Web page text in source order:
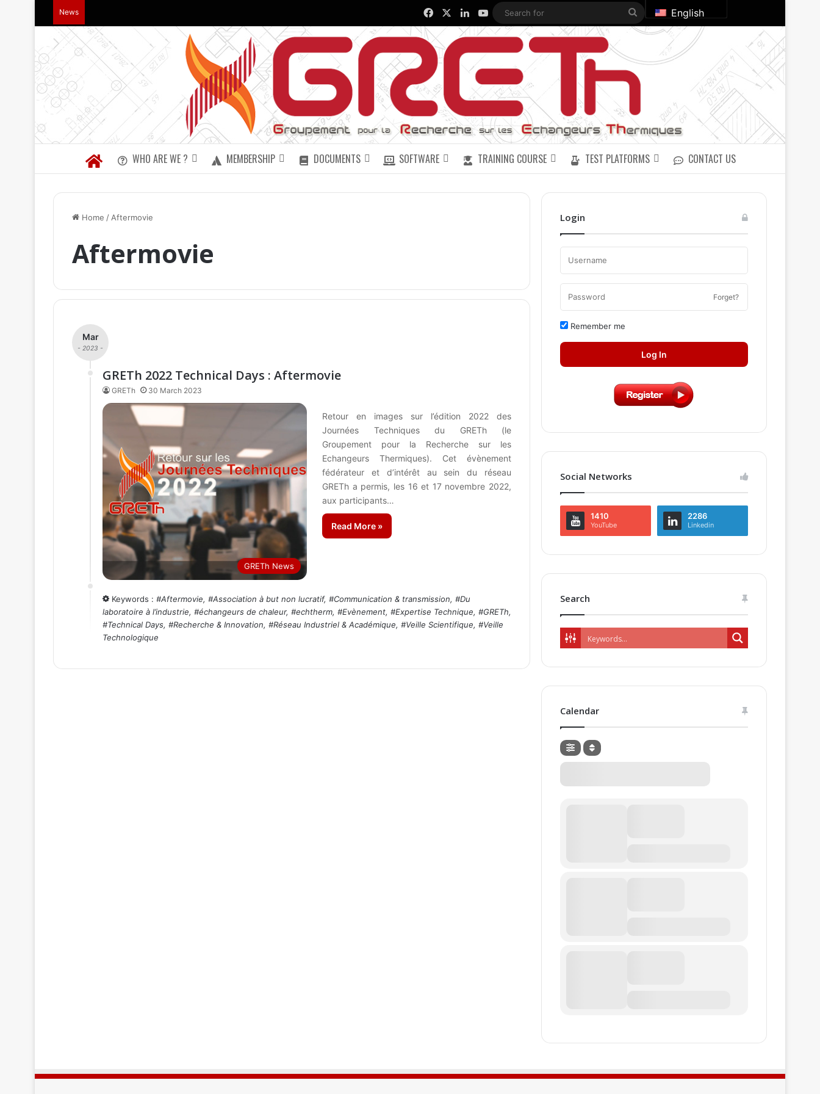
News FacebookLinkedInYouTube
Search
for
English
WHO ARE WE ? MEMBERSHIP DOCUMENTS SOFTWARE TRAINING COURSE TEST PLATFORMS CONTACT US
Home /Aftermovie
Aftermovie
Mar
- 2023 -
GRETh 2022 Technical Days : Aftermovie
GRETh 30 March 2023
GRETh News
Retour en images sur l’édition 2022 des
Journées Techniques du GRETh (le
Groupement pour la Recherche sur les
Echangeurs Thermiques). Cet évènement
fédérateur et d’intérêt au sein du réseau
GRETh a permis, les 16 et 17 novembre 2022,
aux participants…
Read More »
Keywords : #Aftermovie, #Association à but non lucratif, #Communication & transmission, #Du
laboratoire à l’industrie, #échangeurs de chaleur, #echtherm, #Evènement, #Expertise Technique, #GRETh,
#Technical Days, #Recherche & Innovation, #Réseau Industriel & Académique, #Veille Scientifique, #Veille
Technologique
Login
Forget?
Remember me
Log In
Social Networks
1410
YouTube
2286
Linkedin
Search
Calendar